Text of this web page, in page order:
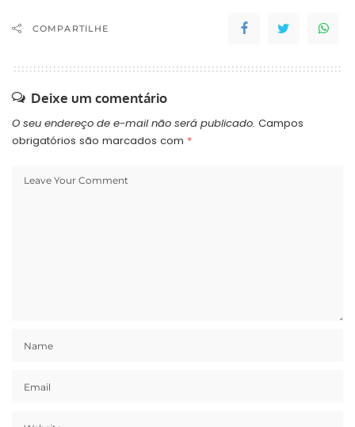
COMPARTILHE
Deixe um comentário
O seu endereço de e-mail não será publicado. Campos
obrigatórios são marcados com *